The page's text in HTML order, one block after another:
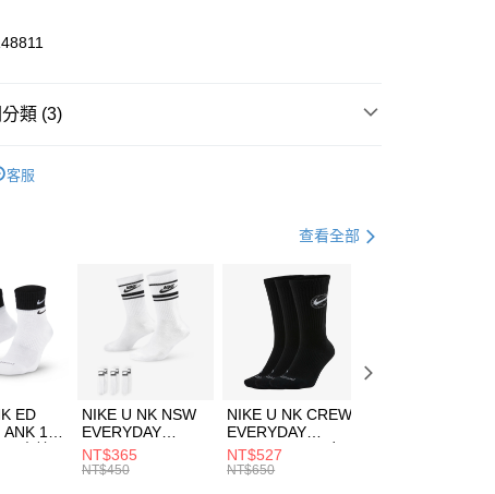
儲蓄銀行
商業銀行
銀行
商業銀行
先享後付」】
先確認商品／服務後，再付款。
先享後付」結帳流程】
方式選擇「AFTEE先享後付」後，將跳轉至「AFTEE先享後
面，進行簡訊認證並確認金額後，即可完成結帳。
立數日內，您將收到繳費通知簡訊。
費通知簡訊後14天內，點擊此簡訊中的連結，可透過四大超商
路銀行／等多元方式進行付款，方視為交易完成。
結帳手續完成當下不需立刻繳費，但若您需要取消訂單，請聯
的店家。未經商家同意取消之訂單仍視為有效，需透過AFTEE
納相關費用。
，滿NT$1,500(含以上)免運費
，滿NT$1,500(含以上)免運費
自取
，滿NT$1,500(含以上)免運費
類 (3)
客服
查看全部
ED
ANK 1P
中統
NIKE U NK NSW
EVERYDAY
ESSENTIAL CR
男女 短統襪
NT$365
NT$450
NIKE U NK CREW
EVERYDAY
BBALL 3PR 男女
長統襪
NT$527
NT$650